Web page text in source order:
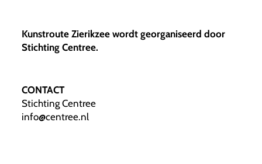
Kunstroute Zierikzee wordt georganiseerd door
Stichting Centree.
CONTACT
Stichting Centree
info@centree.nl